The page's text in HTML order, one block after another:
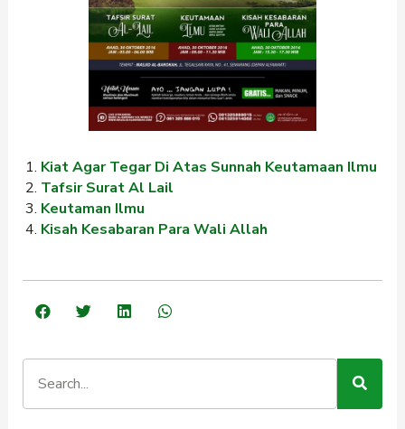
Kiat Agar Tegar Di Atas Sunnah Keutamaan Ilmu
Tafsir Surat Al Lail
Keutaman Ilmu
Kisah Kesabaran Para Wali Allah